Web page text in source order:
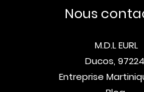
Nous
M.D.L EURL
Ducos, 97224
Entreprise